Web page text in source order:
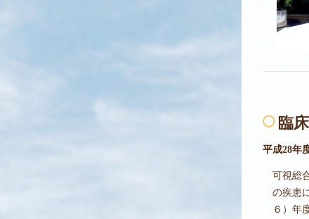
臨
平成28年
可視総
の疾患
６）年